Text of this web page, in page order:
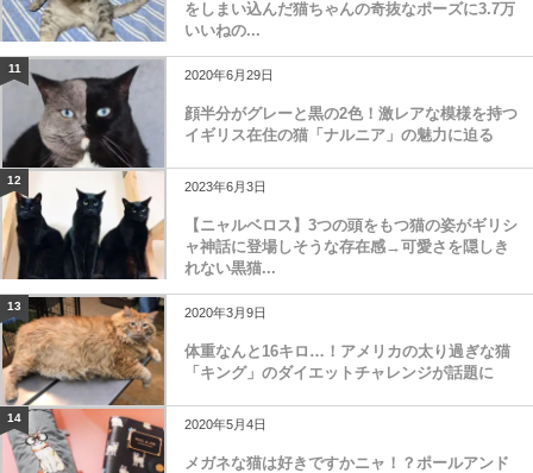
をしまい込んだ猫ちゃんの奇抜なポーズに3.7万
いいねの...
11 2020年6月29日
顔半分がグレーと黒の2色！激レアな模様を持つ
イギリス在住の猫「ナルニア」の魅力に迫る
12 2023年6月3日
【ニャルベロス】3つの頭をもつ猫の姿がギリシ
ャ神話に登場しそうな存在感→可愛さを隠しき
れない黒猫...
13 2020年3月9日
体重なんと16キロ…！アメリカの太り過ぎな猫
「キング」のダイエットチャレンジが話題に
14 2020年5月4日
メガネな猫は好きですかニャ！？ポールアンド